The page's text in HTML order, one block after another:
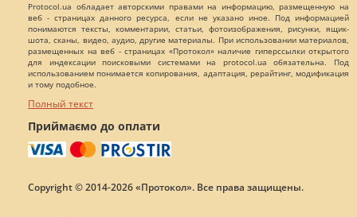
Protocol.ua обладает авторскими правами на информацию, размещенную на
веб - страницах данного ресурса, если не указано иное. Под информацией
понимаются тексты, комментарии, статьи, фотоизображения, рисунки, ящик-
шота, сканы, видео, аудио, другие материалы. При использовании материалов,
размещенных на веб - страницах «Протокол» наличие гиперссылки открытого
для индексации поисковыми системами на protocol.ua обязательна. Под
использованием понимается копирования, адаптация, рерайтинг, модификация
и тому подобное.
Полный текст
Приймаємо до оплати
Copyright © 2014-2026 «Протокол». Все права защищены.